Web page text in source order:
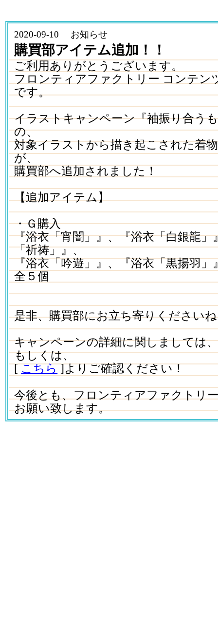
2020-09-10 お知らせ
購買部アイテム追加！！
ご利用ありがとうございます。
フロンティアファクトリー コンテン
です。
イラストキャンペーン『袖振り合う
の、
対象イラストから描き起こされた着
が、
購買部へ追加されました！
【追加アイテム】
・Ｇ購入
『浴衣「宵闇」』、『浴衣「白銀龍」
「祈祷」』、
『浴衣「吟遊」』、『浴衣「黒揚羽」
全５個
是非、購買部にお立ち寄りください
キャンペーンの詳細に関しましては
もしくは、
[こちら]よりご確認ください！
今後とも、フロンティアファクトリ
お願い致します。